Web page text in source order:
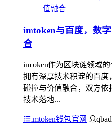
imtoken与百度，数
合
imtoken作为区块链领域
拥有深厚技术积淀的百度
碰撞与价值融合，双方依
技术落地...
imtoken钱包官网